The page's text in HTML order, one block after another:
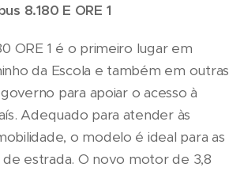
8.180 E ORE 1
ORE 1 é o primeiro lugar em
da Escola e também em outras
para apoiar o acesso à
Adequado para atender às
o modelo é ideal para as
estrada. O novo motor de 3,8